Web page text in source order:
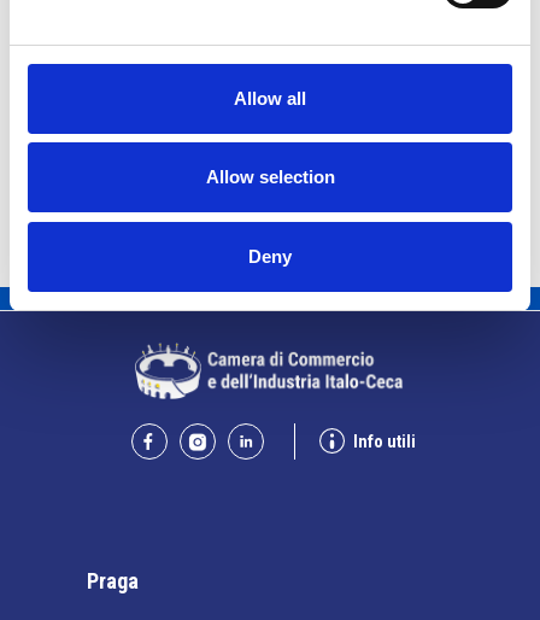
Allow all
Allow selection
Deny
Info utili
Praga